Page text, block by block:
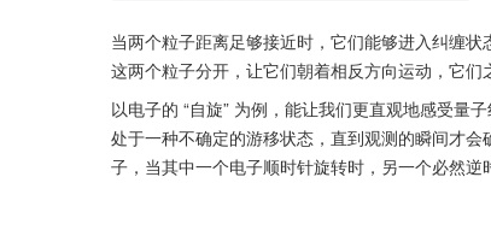
当两个粒子距离足够接近时，它们能够进入纠缠
这两个粒子分开，让它们朝着相反方向运动，它们
以电子的 “自旋” 为例，能让我们更直观地感受量
处于一种不确定的游移状态，直到观测的瞬间才
子，当其中一个电子顺时针旋转时，另一个必然逆